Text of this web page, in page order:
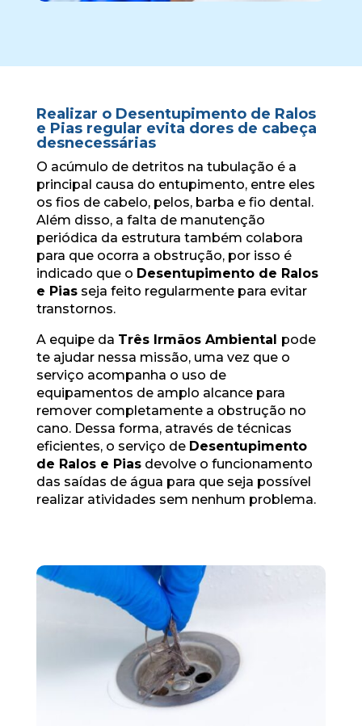
Realizar o Desentupimento de Ralos
e Pias regular evita dores de cabeça
desnecessárias
O acúmulo de detritos na tubulação é a
principal causa do entupimento, entre eles
os fios de cabelo, pelos, barba e fio dental.
Além disso, a falta de manutenção
periódica da estrutura também colabora
para que ocorra a obstrução, por isso é
indicado que o Desentupimento de Ralos
e Piasseja feito regularmente para evitar
transtornos.
A equipe da Três Irmãos Ambiental pode
te ajudar nessa missão, uma vez que o
serviço acompanha o uso de
equipamentos de amplo alcance para
remover completamente a obstrução no
cano. Dessa forma, através de técnicas
eficientes, o serviço de Desentupimento
de Ralos e Piasdevolve o funcionamento
das saídas de água para que seja possível
realizar atividades sem nenhum problema.